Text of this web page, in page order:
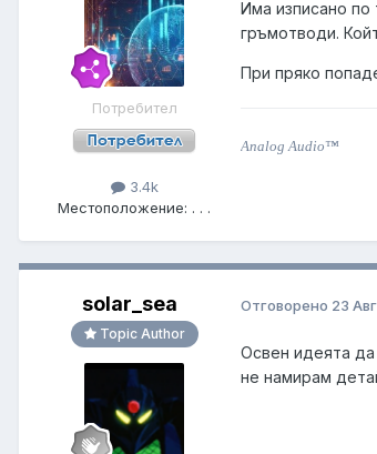
Потребител
3.4k
Местоположение: . . .
Има изписано по
гръмотводи.
При пряко
Analog Audio™
solar_sea
Topic Author
Отговорено 23
Освен идеята да
не намирам